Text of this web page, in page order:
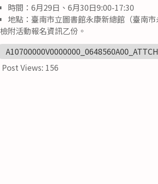
時間：6月29日、6月30日9:00-17:30
地點：臺南市立圖書館永康新總館（臺南市
檢附活動報名資訊乙份。
Post Views: 156